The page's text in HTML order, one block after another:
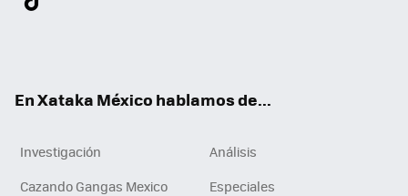
En Xataka México hablamos de...
Investigación
Análisis
Cazando Gangas Mexico
Especiales